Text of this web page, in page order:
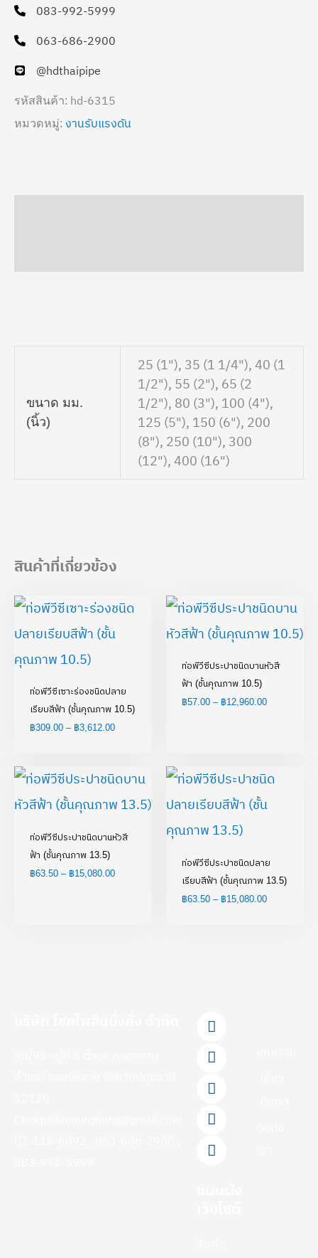
083-992-5999
063-686-2900
@hdthaipipe
รหัสสินค้า: hd-6315
หมวดหมู่: งานรับแรงดัน
ขนาด มม.
(นิ้ว)
25 (1"), 35 (1 1/4"), 40 (1
1/2"), 55 (2"), 65 (2
1/2"), 80 (3"), 100 (4"),
125 (5"), 150 (6"), 200
(8"), 250 (10"), 300
(12"), 400 (16")
สินค้าที่เกี่ยวข้อง
ท่อพีวีซีเซาะร่องชนิดปลาย
เรียบสีฟ้า (ชั้นคุณภาพ 10.5)
฿309.00 – ฿3,612.00
range:
through
ท่อพีวีซีประปาชนิดบานหัวสี
ฟ้า (ชั้นคุณภาพ 10.5)
฿57.00 – ฿12,960.00
range:
through
ท่อพีวีซีประปาชนิดบานหัวสี
ฟ้า (ชั้นคุณภาพ 13.5)
฿63.50 – ฿15,080.00
range:
through
ท่อพีวีซีประปาชนิดปลาย
เรียบสีฟ้า (ชั้นคุณภาพ 13.5)
฿63.50 – ฿15,080.00
range:
through
F
a
c
e
b
o
k
f
L
i
n
e
Y
o
u
t
u
b
T
i
k
t
o
k
I
n
s
t
a
g
a